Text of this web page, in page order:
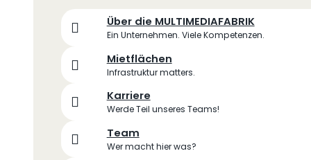
Über die MULTIMEDIAFABRIK
Ein Unternehmen. Viele Kompetenzen.
Mietflächen
Infrastruktur matters.
Karriere
Werde Teil unseres Teams!
Team
Wer macht hier was?